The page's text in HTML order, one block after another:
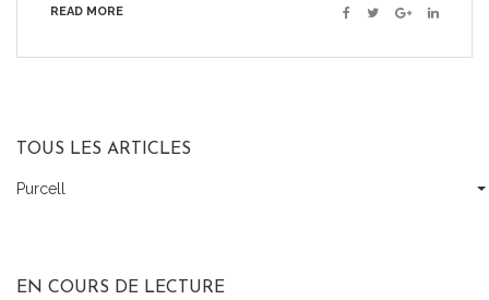
READ MORE Facebook
TwitterGoogle+Linkedin
TOUS LES ARTICLES
Tous
Purcell
EN COURS DE LECTURE